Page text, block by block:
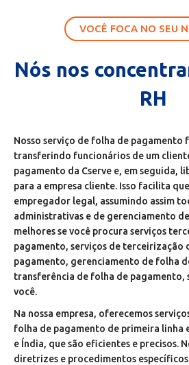
VOCÊ FOCA NO SEU
Nós nos
RH
Nosso serviço de folha de pagamento
transferindo funcionários de um
pagamento da Cserve e, em seguida,
para a empresa cliente. Isso facilita
empregador legal, assumindo assim
administrativas e de gerenciamento de
melhores se você procura serviços
pagamento, serviços de terceirização
pagamento, gerenciamento de folha
transferência de folha de pagamento,
você.
Na nossa empresa, oferecemos
folha de pagamento de primeira linha
e Índia, que são eficientes e precisos.
diretrizes e procedimentos